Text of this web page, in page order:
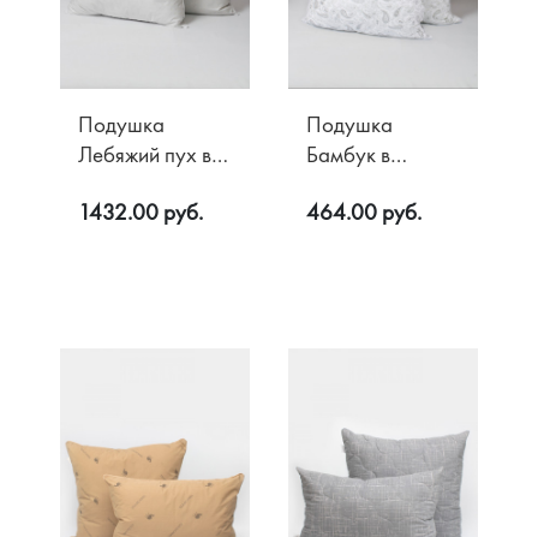
Подушка
Лебяжий пух в
1432.00 руб.
Подушка
Бамбук в
464.00 руб.